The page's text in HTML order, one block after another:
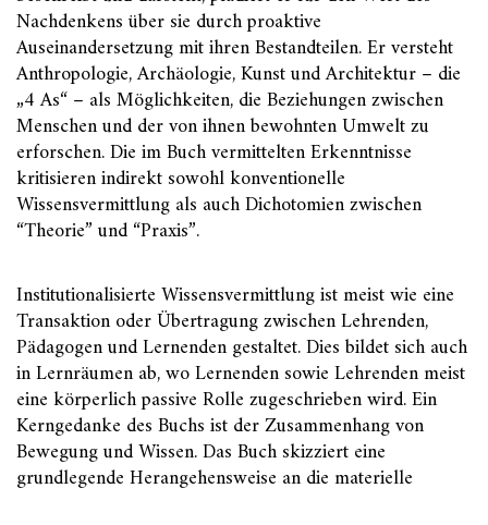
Nachdenkens über sie durch proaktive
Auseinandersetzung mit ihren Bestandteilen. Er versteht
Anthropologie, Archäologie, Kunst und Architektur – die
„4 As“ – als Möglichkeiten, die Beziehungen zwischen
Menschen und der von ihnen bewohnten Umwelt zu
erforschen. Die im Buch vermittelten Erkenntnisse
kritisieren indirekt sowohl konventionelle
Wissensvermittlung als auch Dichotomien zwischen
“Theorie” und “Praxis”.
Institutionalisierte Wissensvermittlung ist meist wie eine
Transaktion oder Übertragung zwischen Lehrenden,
Pädagogen und Lernenden gestaltet. Dies bildet sich auch
in Lernräumen ab, wo Lernenden sowie Lehrenden meist
eine körperlich passive Rolle zugeschrieben wird. Ein
Kerngedanke des Buchs ist der Zusammenhang von
Bewegung und Wissen. Das Buch skizziert eine
grundlegende Herangehensweise an die materielle